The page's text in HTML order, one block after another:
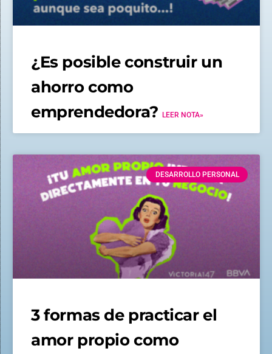
¿Es posible construir un
ahorro como
emprendedora?LEER NOTA»
DESARROLLO PERSONAL
3 formas de practicar el
amor propio como